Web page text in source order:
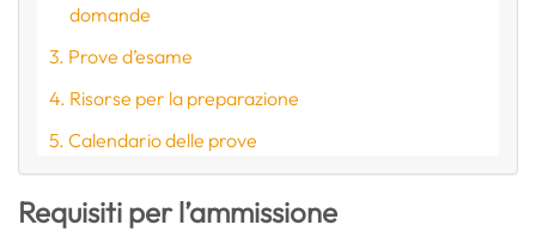
domande
Prove d’esame
Risorse per la preparazione
Calendario delle prove
Requisiti per l’ammissione